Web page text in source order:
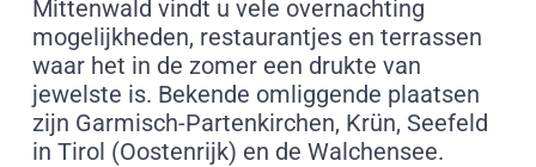
Mittenwald vindt u vele overnachting
mogelijkheden, restaurantjes en terrassen
waar het in de zomer een drukte van
jewelste is. Bekende omliggende plaatsen
zijn Garmisch-Partenkirchen, Krün, Seefeld
in Tirol (Oostenrijk) en de Walchensee.